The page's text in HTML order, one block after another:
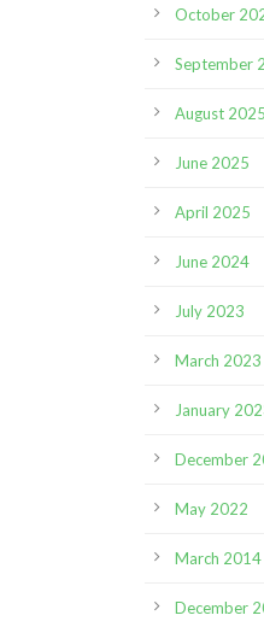
October
September
August 2025
June 2025
April 2025
June 2024
July 2023
March 2023
January
December
May 2022
March 2014
December